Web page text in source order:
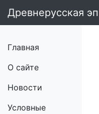
Древнерусская
Главная
О сайте
Новости
Условные